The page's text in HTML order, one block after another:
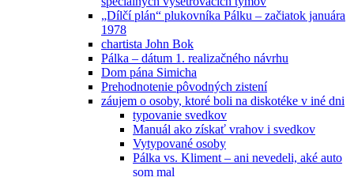
„Dílčí plán“ plukovníka Pálku – začiatok januára
1978
chartista John Bok
Pálka – dátum 1. realizačného návrhu
Dom pána Simicha
Prehodnotenie pôvodných zistení
záujem o osoby, ktoré boli na diskotéke v iné dni
typovanie svedkov
Manuál ako získať vrahov i svedkov
Vytypované osoby
Pálka vs. Kliment – ani nevedeli, aké auto
som mal